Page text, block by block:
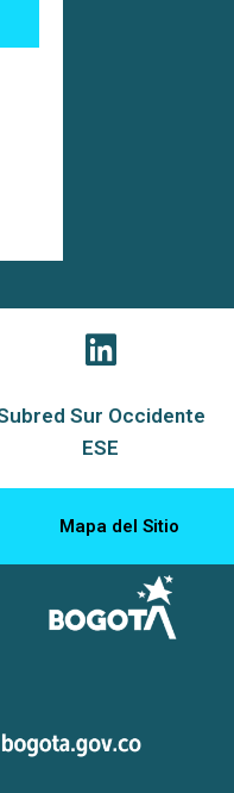
Sur Occidente
ESE
Mapa del Sitio